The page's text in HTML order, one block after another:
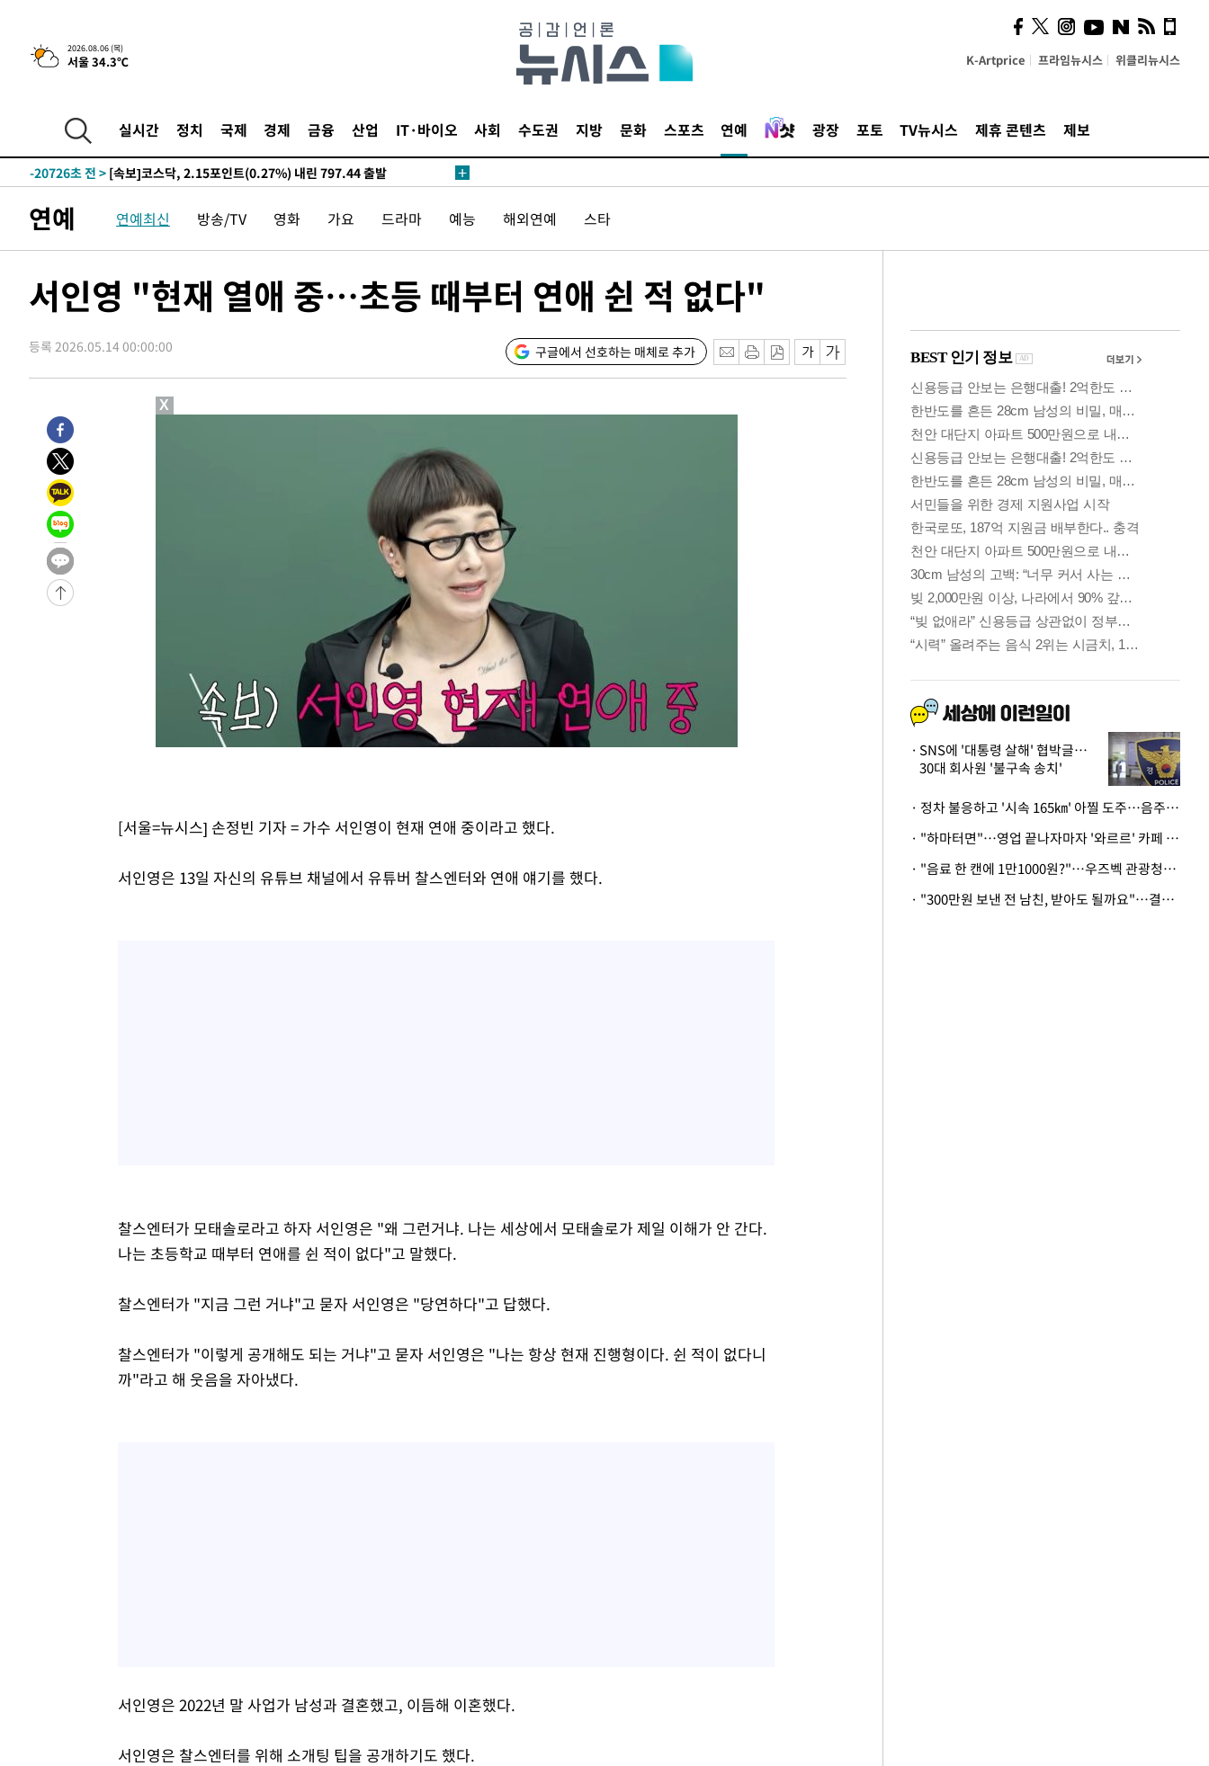
2026.08.06 (목)
서울 34.3℃ K-Artprice 프라임뉴시스 위클리뉴시스
실시간 정치 국제 경제 금융 산업 IT·바이오 사회 수도권 지방 문화 스포츠 연예 광장 포토 TV뉴시스 제휴 콘텐츠 제보
-26146초 전 >[속보]경찰, '홍명보 선임 논란' 대한축구협회·축구회관 등 압수수
색-25533초 전 >[속보]산업장관 "美무역법 제301조 과잉생산 결과 발표 8월 중 예
-24598초 전 >
[속보]전남광주 초대 시민추천 부시장에 백승주·윤난실
-22159초 전 >
-20726초 전 > [속보]코스닥, 2.15포인트(0.27%) 내린 797.44 출발
-17156초 전 >
6월 경상수지 497.3억 달러…두 달 연속 사상 최대
-17107초 전 >서울 낮 39도 '폭염중대경보'…40도 관측 가능성도
-6642초 전 >[속보] 호르무즈 해협 이란-오만 협상 기대속 뉴욕증시 혼조 마감 다
임 3년 인터뷰
2시간 전 >[속보] "이란-오만, 호르무즈 해협 통행 항로 합의" 이란 외무부 대변인
-31334초 전 >내일까지 39도 '펄펄'…기상청 "태풍 지나며 폭염 잠시 꺾인다"
트럼프, 한국계 진보 주지사 후보 맹공…"공산주의가 최대 위협"
-30949초 전 >
-27469초 전 >
[속보]산업장관 "李정부, 원전 반대 안해…안정 전력 위해 불가피"
-26166초 전 >
[속보]경찰, '홍명보 선임 논란' 대한축구협회·축구회관 등 압수수
-25553초 전 >
[속보]산업장관 "美무역법 제301조 과잉생산 결과 발표 8월 중 예
-25346초 전 >
-24618초 전 >
[속보]전남광주 초대 시민추천 부시장에 백승주·윤난실
-22179초 전 >
서울 열대야 15일째 지속…비공식 '초열대야' 30도 넘어
-20746초 전 >
[속보]코스피, 119.51포인트(1.81%) 내린 6478.75 개장
6월 경상수지 497.3억 달러…두 달 연속 사상 최대
서울 낮 39도 '폭염중대경보'…40도 관측 가능성도
미 워싱턴주 스포캔 시의 통제불능 3개 산불, 방화선 일부 구축
[속보] 호르무즈 해협 이란-오만 협상 기대속 뉴욕증시 혼조 마감 다
[속보] 이란 대통령 "지금 최고지도자와 소통하기가 매우 어려워" 취
연예 연예최신 방송/TV 영화 가요 드라마 예능 해외연예 스타
서인영 "현재 열애 중…초등 때부터 연애 쉰 적 없다"
등록 2026.05.14 00:00:00 구글에서 선호하는 매체로 추가
[서울=뉴시스] 손정빈 기자 = 가수 서인영이 현재 연애 중이라고 했다.
서인영은 13일 자신의 유튜브 채널에서 유튜버 찰스엔터와 연애 얘기를 했다.
찰스엔터가 모태솔로라고 하자 서인영은 "왜 그런거냐. 나는 세상에서 모태솔로가 제일 이해가 안 간다.
나는 초등학교 때부터 연애를 쉰 적이 없다"고 말했다.
찰스엔터가 "지금 그런 거냐"고 묻자 서인영은 "당연하다"고 답했다.
찰스엔터가 "이렇게 공개해도 되는 거냐"고 묻자 서인영은 "나는 항상 현재 진행형이다. 쉰 적이 없다니
까"라고 해 웃음을 자아냈다.
서인영은 2022년 말 사업가 남성과 결혼했고, 이듬해 이혼했다.
서인영은 찰스엔터를 위해 소개팅 팁을 공개하기도 했다.
계…'고급 가요'의 주체적
영토
SNS에 '대통령 살해' 협박글…
30대 회사원 '불구속 송치'
· 정차 불응하고 '시속 165㎞' 아찔 도주…음주운전자 체포
· "하마터면"…영업 끝나자마자 '와르르' 카페 테라스 덮친 대리석 외벽
· "음료 한 캔에 1만1000원?"…우즈벡 관광청까지 나섰다, 유튜버 폭로 후폭풍
· "300만원 보낸 전 남친, 받아도 될까요"…결혼 앞둔 예비신부의 뜻밖 고충
X